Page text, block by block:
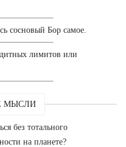
сосновый Бор самое.
лимитов или
МЫСЛИ
без тотального
на планете?